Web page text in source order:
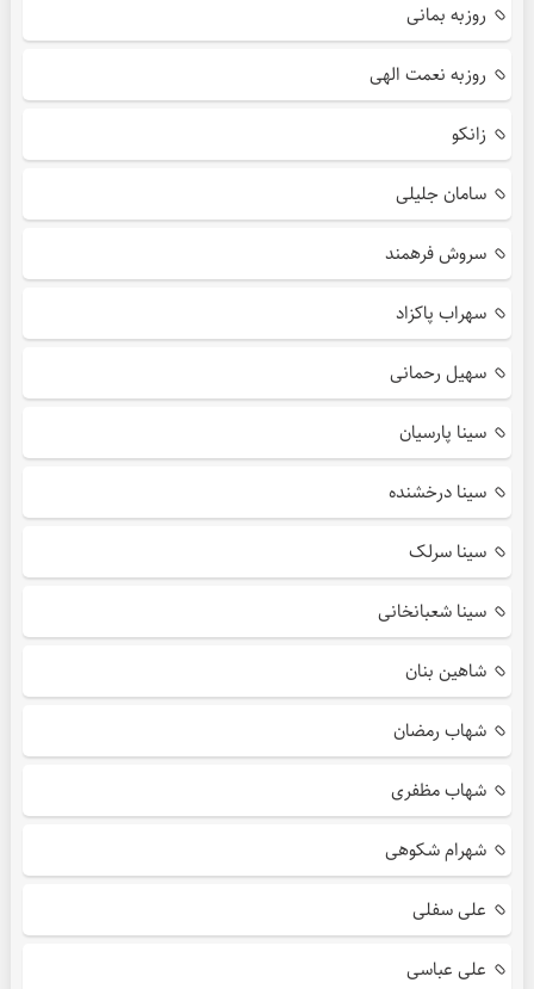
روزبه بمانی
روزبه نعمت الهی
زانکو
سامان جلیلی
سروش فرهمند
سهراب پاکزاد
سهیل رحمانی
سینا پارسیان
سینا درخشنده
سینا سرلک
سینا شعبانخانی
شاهین بنان
شهاب رمضان
شهاب مظفری
شهرام شکوهی
علی سفلی
علی عباسی